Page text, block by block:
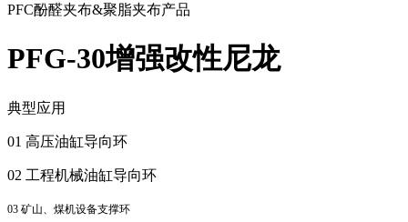
PFC酚醛夹布&聚脂夹布产品
PFG-30增强改性尼龙
典型应用
01 高压油缸导向环
02 工程机械油缸导向环
03 矿山、煤机设备支撑环